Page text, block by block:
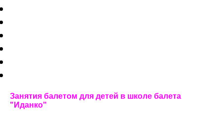
Занятия балетом для детей в школе балета
"Иданко"